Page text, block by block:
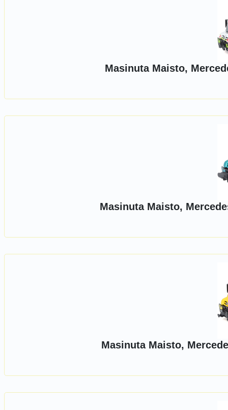
Masinuta Maisto,
Masinuta Maisto,
Masinuta Maisto,